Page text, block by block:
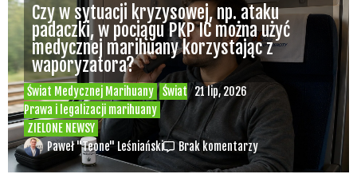
Świat Medycznej Marihuany
Świat
Prawa i legalizacji marihuany
ZIELONE NEWSY
21 lip, 2026
Czy w sytuacji kryzysowej, np. ataku
padaczki, w pociągu PKP IC można użyć
medycznej marihuany korzystając z
waporyzatora?
Paweł "Teone" Leśniański Brak komentarzy